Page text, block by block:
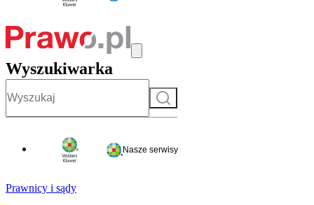
Wyszukiwarka
Szukaj
Nasze serwisy
Prawnicy i sądy